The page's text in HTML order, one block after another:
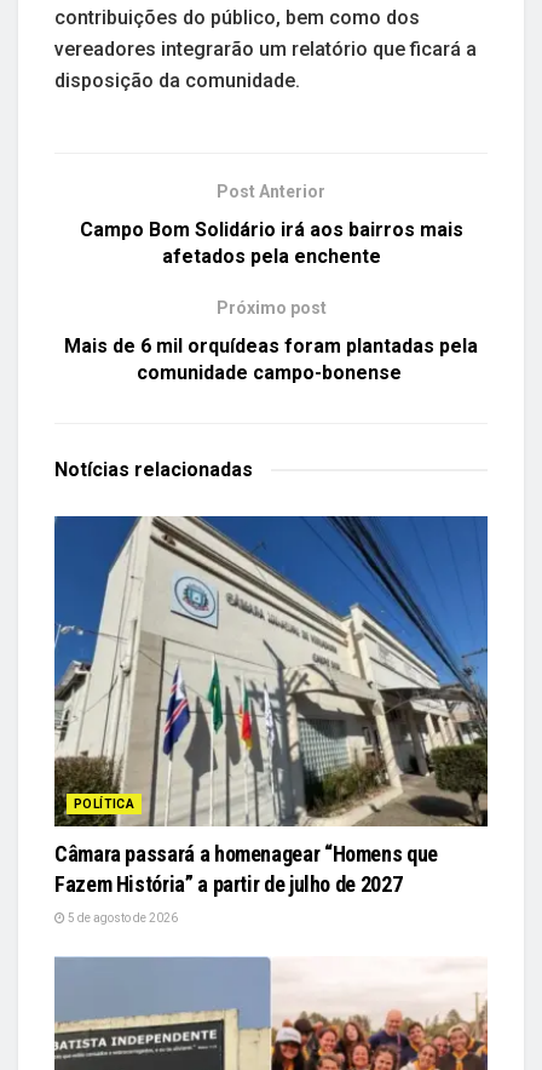
contribuições do público, bem como dos
vereadores integrarão um relatório que ficará a
disposição da comunidade.
Post Anterior
Campo Bom Solidário irá aos bairros mais
afetados pela enchente
Próximo post
Mais de 6 mil orquídeas foram plantadas pela
comunidade campo-bonense
Notícias relacionadas
POLÍTICA
Câmara passará a homenagear “Homens que
Fazem História” a partir de julho de 2027
5 de agosto de 2026